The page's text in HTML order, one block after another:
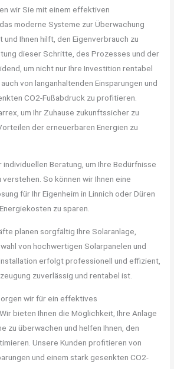
wir Sie mit einem effektiven
moderne Systeme zur Überwachung
und Ihnen hilft, den Eigenverbrauch zu
dieser Schritte, des Prozesses und der
um nicht nur Ihre Investition rentabel
von langanhaltenden Einsparungen und
CO2-Fußabdruck zu profitieren.
um Ihr Zuhause zukunftssicher zu
der erneuerbaren Energien zu
Beratung, um Ihre Bedürfnisse
So können wir Ihnen eine
für Ihr Eigenheim in Linnich oder Düren
zu sparen.
planen sorgfältig Ihre Solaranlage,
von hochwertigen Solarpanelen und
erfolgt professionell und effizient,
zuverlässig und rentabel ist.
wir für ein effektives
bieten Ihnen die Möglichkeit, Ihre Anlage
zu überwachen und helfen Ihnen, den
Unsere Kunden profitieren von
und einem stark gesenkten CO2-